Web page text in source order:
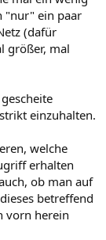
"nur" ein paar
(dafür
größer, mal
einzuhalten.
welche
erhalten
ob man auf
betreffend
vorn herein